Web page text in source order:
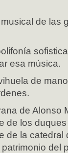
de las
esa música.
de
de Alonso
de los
de la catedral
del